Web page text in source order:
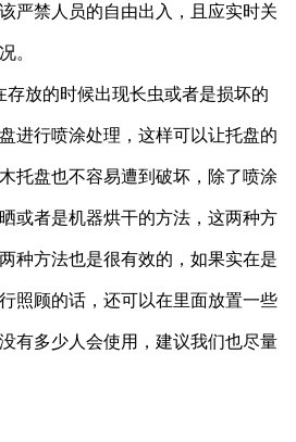
严禁人员的自由出入，且应实时关
。
存放的时候出现长虫或者是损坏的
进行喷涂处理，这样可以让托盘的
托盘也不容易遭到破坏，除了喷涂
或者是机器烘干的方法，这两种方
种方法也是很有效的，如果实在是
照顾的话，还可以在里面放置一些
有多少人会使用，建议我们也尽量